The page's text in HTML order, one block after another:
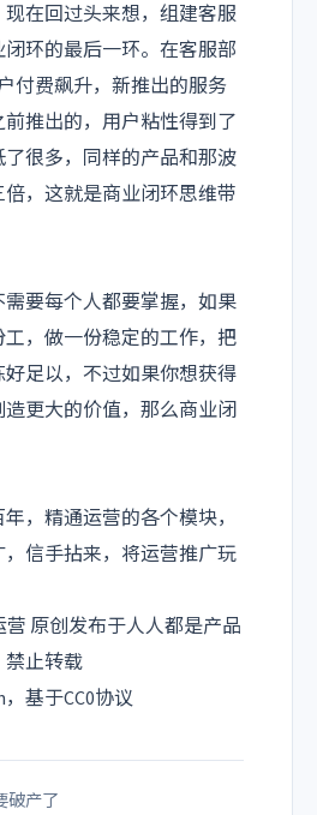
在回过头来想，组建客服
环的最后一环。在客服部
付费飙升，新推出的服务
推出的，用户粘性得到了
很多，同样的产品和那波
，这就是商业闭环思维带
要每个人都要掌握，如果
，做一份稳定的工作，把
足以，不过如果你想获得
更大的价值，那么商业闭
，精通运营的各个模块，
信手拈来，将运营推广玩
营 原创发布于人人都是产品
禁止转载
基于CC0协议
破产了